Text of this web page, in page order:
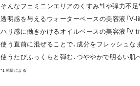
そんなフェミニンエリアのくすみ*1や弾力不
透明感を与えるウォーターベースの美容液「V-
ハリ感に働きかけるオイルベースの美容液「V-
使う直前に混ぜることで、成分をフレッシュな
使うたびふっくらと弾む、つややかで明るい肌
*1 乾燥による